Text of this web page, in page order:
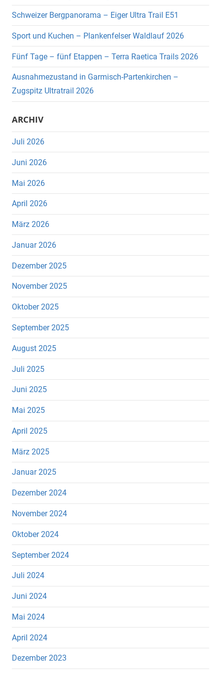
Schweizer Bergpanorama – Eiger Ultra Trail E51
Sport und Kuchen – Plankenfelser Waldlauf 2026
Fünf Tage – fünf Etappen – Terra Raetica Trails 2026
Ausnahmezustand in Garmisch-Partenkirchen –
Zugspitz Ultratrail 2026
ARCHIV
Juli 2026
Juni 2026
Mai 2026
April 2026
März 2026
Januar 2026
Dezember 2025
November 2025
Oktober 2025
September 2025
August 2025
Juli 2025
Juni 2025
Mai 2025
April 2025
März 2025
Januar 2025
Dezember 2024
November 2024
Oktober 2024
September 2024
Juli 2024
Juni 2024
Mai 2024
April 2024
Dezember 2023